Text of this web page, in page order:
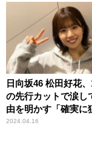
日向坂46 松田好花
の先行カットで涙し
由を明かす「確実に
したね（笑）」
2024.04.16